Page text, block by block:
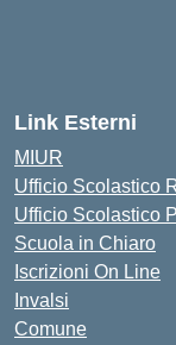
Link Esterni
MIUR
Ufficio Scolastico
Ufficio Scolastico
Scuola in Chiaro
Iscrizioni On Line
Invalsi
Comune